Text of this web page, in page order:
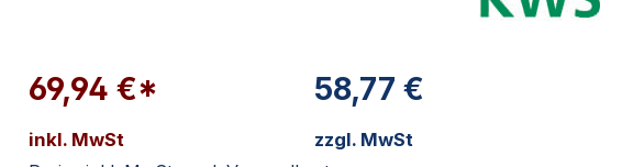
69,94 €*
inkl. MwSt
58,77 €
zzgl. MwSt